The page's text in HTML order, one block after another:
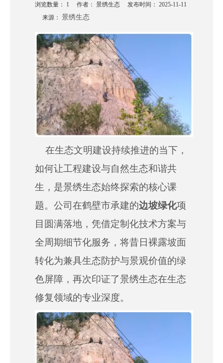
浏览数量： 1
作者： 景绣生态 发布时间： 2025-11-11
来源： 景绣生态
["wechat","weibo","qzone","douban","email"]
在生态文明建设持续推进的当下，
如何让工程建设与自然生态和谐共
生，是景绣生态始终探索的核心课
题。公司在鹤壁市承建的边坡绿化项
目圆满落地，凭借定制化技术方案与
全周期细节化服务，将昔日裸露坡面
转化为兼具生态防护与景观价值的绿
色屏障，再次印证了景绣生态在生态
修复领域的专业深度。